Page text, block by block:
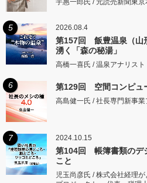
宇惠一郎氏 / 元読売新聞東
5 2026.08.4
第157回 飯豊温泉（山
湧く「森の秘湯」
高橋一喜氏 / 温泉アナリスト
6 第129回 空間コンピュ
高島健一氏 / 社長専門新事
7 2024.10.15
第104回 帳簿書類のデ
こと
児玉尚彦氏 / 株式会社経理